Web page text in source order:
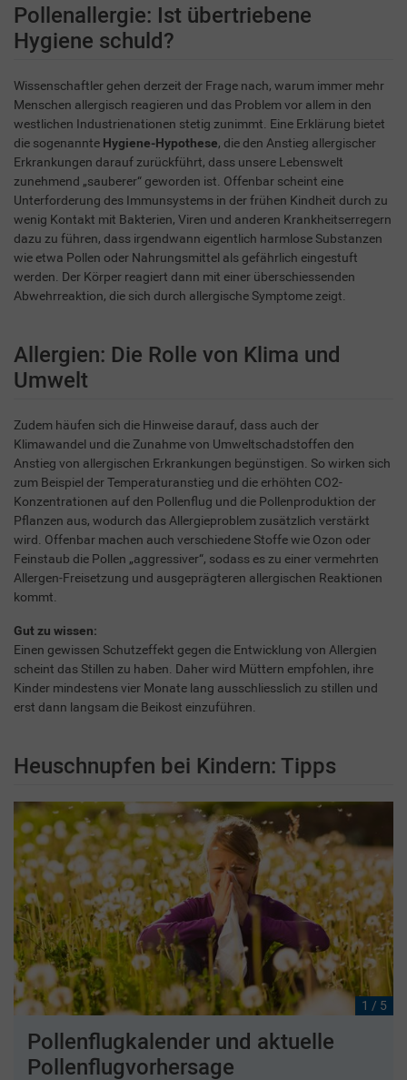
Pollenallergie: Ist übertriebene
Hygiene schuld?
Wissenschaftler gehen derzeit der Frage nach, warum immer mehr
Menschen allergisch reagieren und das Problem vor allem in den
westlichen Industrienationen stetig zunimmt. Eine Erklärung bietet
die sogenannte Hygiene-Hypothese, die den Anstieg allergischer
Erkrankungen darauf zurückführt, dass unsere Lebenswelt
zunehmend „sauberer“ geworden ist. Offenbar scheint eine
Unterforderung des Immunsystems in der frühen Kindheit durch zu
wenig Kontakt mit Bakterien, Viren und anderen Krankheitserregern
dazu zu führen, dass irgendwann eigentlich harmlose Substanzen
wie etwa Pollen oder Nahrungsmittel als gefährlich eingestuft
werden. Der Körper reagiert dann mit einer überschiessenden
Abwehrreaktion, die sich durch allergische Symptome zeigt.
Allergien: Die Rolle von Klima und
Umwelt
Zudem häufen sich die Hinweise darauf, dass auch der
Klimawandel und die Zunahme von Umweltschadstoffen den
Anstieg von allergischen Erkrankungen begünstigen. So wirken sich
zum Beispiel der Temperaturanstieg und die erhöhten CO2-
Konzentrationen auf den Pollenflug und die Pollenproduktion der
Pflanzen aus, wodurch das Allergieproblem zusätzlich verstärkt
wird. Offenbar machen auch verschiedene Stoffe wie Ozon oder
Feinstaub die Pollen „aggressiver“, sodass es zu einer vermehrten
Allergen-Freisetzung und ausgeprägteren allergischen Reaktionen
kommt.
Gut zu wissen:
Einen gewissen Schutzeffekt gegen die Entwicklung von Allergien
scheint das Stillen zu haben. Daher wird Müttern empfohlen, ihre
Kinder mindestens vier Monate lang ausschliesslich zu stillen und
erst dann langsam die Beikost einzuführen.
Heuschnupfen bei Kindern: Tipps
1 / 5
Pollenflugkalender und aktuelle
Pollenflugvorhersage